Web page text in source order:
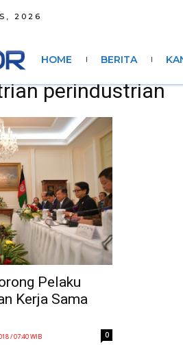
2026
HOME BERITA
perindustrian
Pelaku
Kerja Sama
/ 07:40 WIB 0